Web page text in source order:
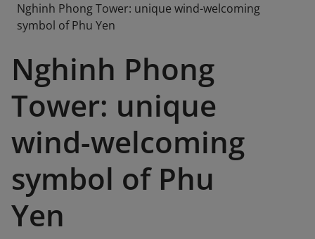
Nghinh Phong Tower: unique wind-welcoming
symbol of Phu Yen
Nghinh Phong
Tower: unique
wind-welcoming
symbol of Phu
Yen